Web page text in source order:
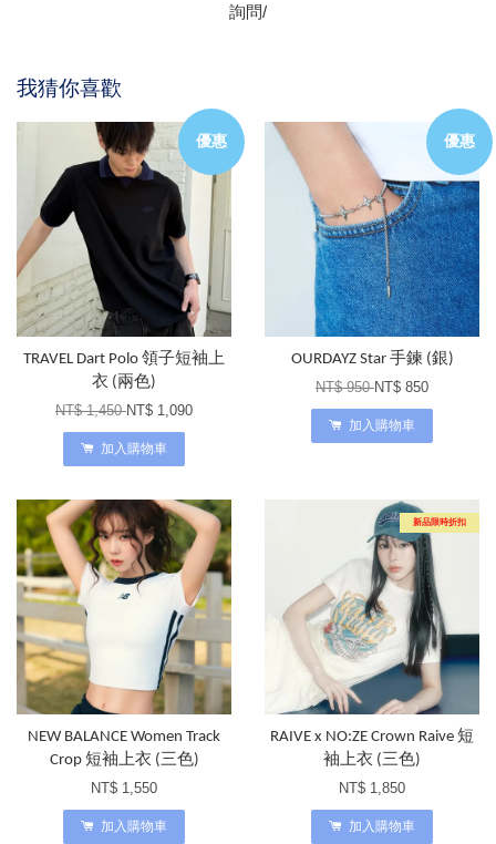
詢問/
我猜你喜歡
優惠
TRAVEL Dart Polo 領子短袖上
衣 (兩色)
NT$ 1,450NT$ 1,090
加入購物車
優惠
OURDAYZ Star 手鍊 (銀)
NT$ 950NT$ 850
加入購物車
NEW BALANCE Women Track
Crop 短袖上衣 (三色)
NT$ 1,550
加入購物車
新品限時折扣
RAIVE x NO:ZE Crown Raive 短
袖上衣 (三色)
NT$ 1,850
加入購物車